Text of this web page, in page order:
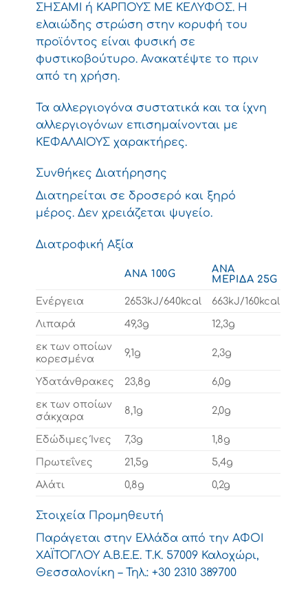
ΣΗΣΑΜΙ ή ΚΑΡΠΟΥΣ ΜΕ ΚΕΛΥΦΟΣ. Η
ελαιώδης στρώση στην κορυφή του
προϊόντος είναι φυσική σε
φυστικοβούτυρο. Ανακατέψτε το πριν
από τη χρήση.
Τα αλλεργιογόνα συστατικά και τα ίχνη
αλλεργιογόνων επισημαίνονται με
ΚΕΦΑΛΑΙΟΥΣ χαρακτήρες.
Συνθήκες Διατήρησης
Διατηρείται σε δροσερό και ξηρό
μέρος. Δεν χρειάζεται ψυγείο.
Διατροφική Αξία
ΑΝΆ 100G
ΑΝΆ
ΜΕΡΊΔΑ 25G
Ενέργεια
2653kJ/640kcal 663kJ/160kcal
Λιπαρά 49,3g 12,3g
εκ των οποίων
κορεσμένα
9,1g 2,3g
Υδατάνθρακες 23,8g 6,0g
εκ των οποίων
σάκχαρα
8,1g 2,0g
Εδώδιμες Ίνες 7,3g 1,8g
Πρωτεΐνες 21,5g 5,4g
Αλάτι 0,8g 0,2g
Στοιχεία Προμηθευτή
Παράγεται στην Ελλάδα από την ΑΦΟΙ
ΧΑΪΤΟΓΛΟΥ Α.Β.Ε.Ε. Τ.Κ. 57009 Καλοχώρι,
Θεσσαλονίκη – Τηλ.: +30 2310 389700